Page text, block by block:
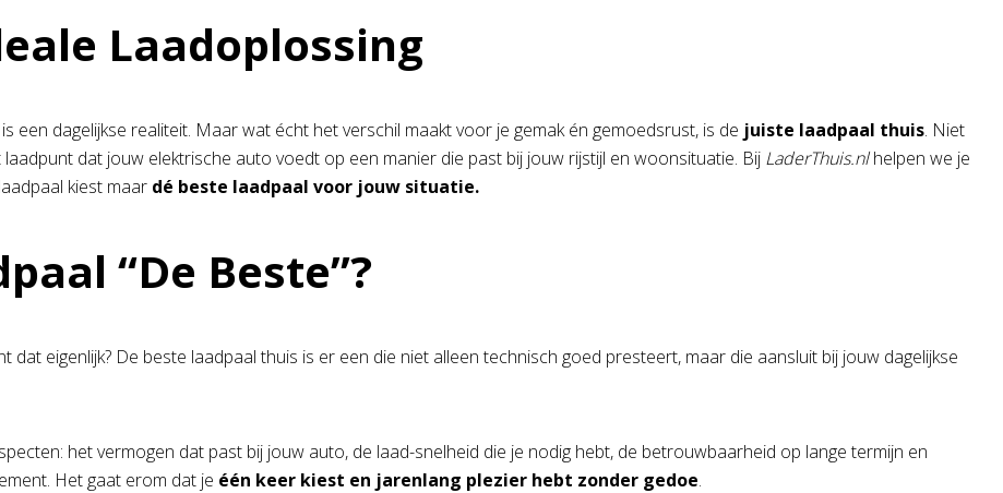
Laadoplossing
een dagelijkse realiteit. Maar wat écht het verschil maakt voor je gemak én gemoedsrust, is de juiste laadpaal thuis. Niet
dat jouw elektrische auto voedt op een manier die past bij jouw rijstijl en woonsituatie. Bij LaderThuis.nlhelpen we je
kiest maar dé beste laadpaal voor jouw situatie.
“De Beste”?
dat eigenlijk? De beste laadpaal thuis is er een die niet alleen technisch goed presteert, maar die aansluit bij jouw dagelijkse
het vermogen dat past bij jouw auto, de laad-snelheid die je nodig hebt, de betrouwbaarheid op lange termijn en
Het gaat erom dat je één keer kiest en jarenlang plezier hebt zonder gedoe.